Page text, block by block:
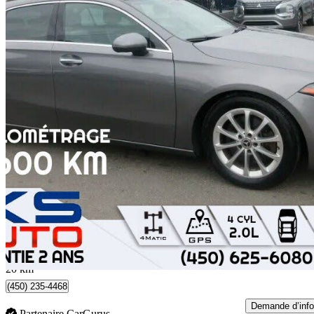
2019 Mercedes-Benz A-Class
A 250 Hatchback 4MATIC AWD89 600 km
19 995 $ Affaire
228 $/mois env.
Sainte-Rose, QC
20 km
(450) 235-4468
Demande d’info